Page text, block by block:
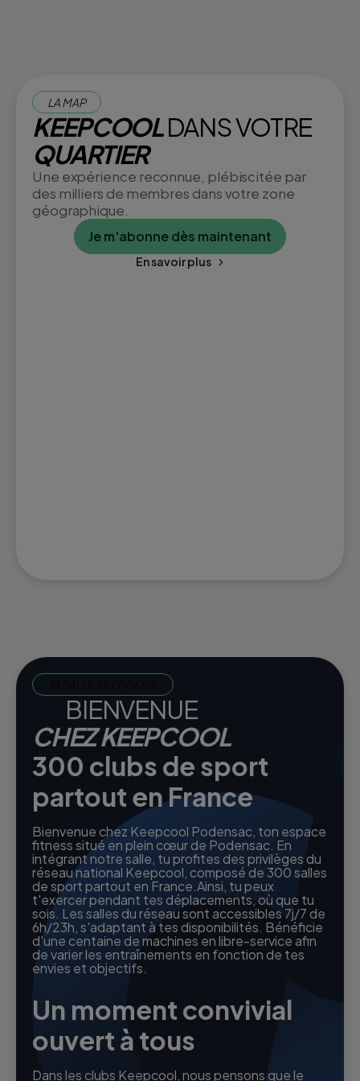
LA MAP
KEEPCOOLDANS VOTRE
QUARTIER
Une expérience reconnue, plébiscitée par
des milliers de membres dans votre zone
géographique.
Je m'abonne dès maintenant
En savoir plus
BIENVENUE
CHEZ KEEPCOOL
300 clubs de sport
partout en France
Bienvenue chez Keepcool Podensac, ton espace
fitness situé en plein cœur de Podensac. En
intégrant notre salle, tu profites des privilèges du
réseau national Keepcool, composé de 300 salles
de sport partout en France.Ainsi, tu peux
t'exercer pendant tes déplacements, où que tu
sois. Les salles du réseau sont accessibles 7j/7 de
6h/23h, s'adaptant à tes disponibilités. Bénéficie
d'une centaine de machines en libre-service afin
de varier les entraînements en fonction de tes
envies et objectifs.
Un moment convivial
ouvert à tous
Dans les clubs Keepcool, nous pensons que le